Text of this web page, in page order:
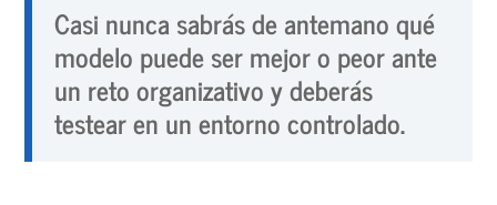
Casi nunca sabrás de antemano qué
modelo puede ser mejor o peor ante
un reto organizativo y deberás
testear en un entorno controlado.